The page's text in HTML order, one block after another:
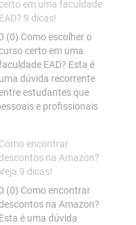
certo em uma faculdade
EAD? 9 dicas!
0 (0) Como escolher o
certo em uma
EAD? Esta é
uma dúvida recorrente
estudantes que
e profissionais
Como encontrar
descontos na Amazon?
9 dicas!
0 (0) Como encontrar
na Amazon?
Esta é uma dúvida